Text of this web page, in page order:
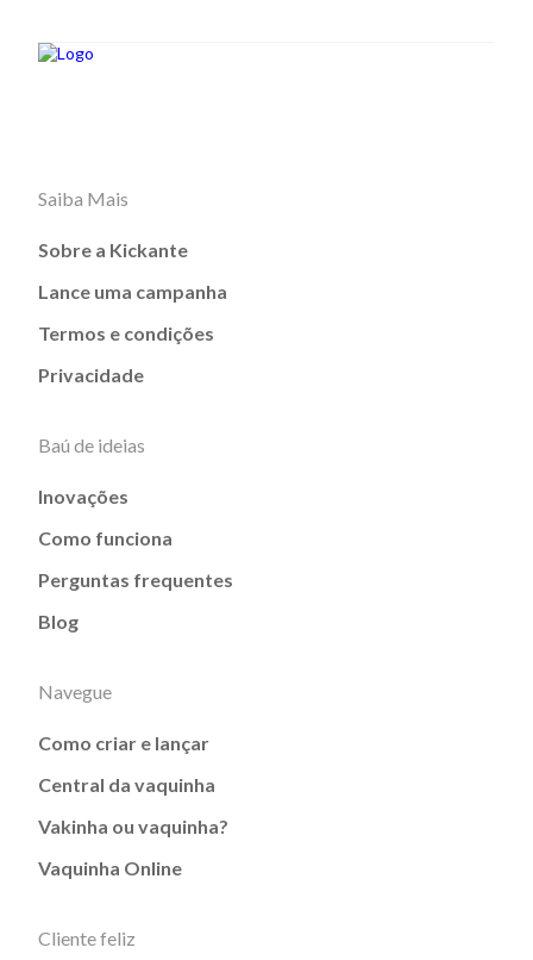
Saiba Mais
Sobre a Kickante
Lance uma campanha
Termos e condições
Privacidade
Baú de ideias
Inovações
Como funciona
Perguntas frequentes
Blog
Navegue
Como criar e lançar
Central da vaquinha
Vakinha ou vaquinha?
Vaquinha Online
Cliente feliz